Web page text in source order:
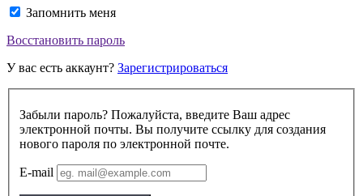
Запомнить меня
Восстановить пароль
У вас есть аккаунт? Зарегистрироваться
Забыли пароль? Пожалуйста, введите Ваш адрес
электронной почты. Вы получите ссылку для создания
нового пароля по электронной почте.
E-mail